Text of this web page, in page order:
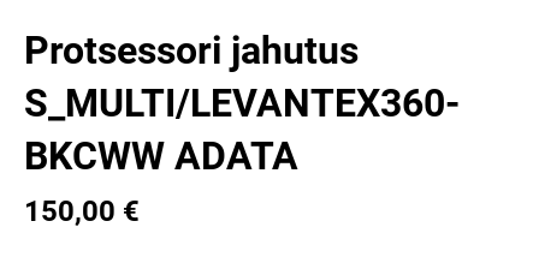
Protsessori jahutus
S_MULTI/LEVANTEX360-
BKCWW ADATA
150,00 €